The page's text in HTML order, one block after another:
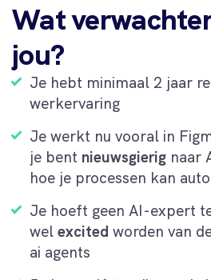
Wat
jou?
Je hebt minimaal 2 jaar
werkervaring
Je werkt nu vooral in
je bent nieuwsgierig naar
hoe je processen kan
Je hoeft geen AI-expert
wel excited worden van
ai agents